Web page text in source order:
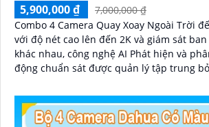
5,900,000 ₫
7,000,000 ₫
Combo 4 Camera Quay Xoay Ngoài Trời
với độ nét cao lên đến 2K và giám sát
khác nhau, công nghệ AI Phát hiện và
động chuẩn sát được quản lý tập trung